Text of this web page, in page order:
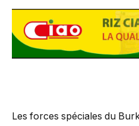
Les forces spéciales du